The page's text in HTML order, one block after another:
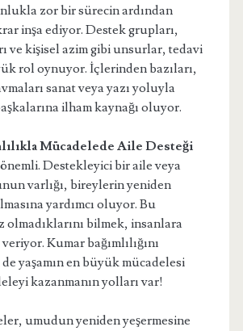
zor bir sürecin ardından
inşa ediyor. Destek grupları,
ve kişisel azim gibi unsurlar, tedavi
rol oynuyor. İçlerinden bazıları,
sanat veya yazı yoluyla
ilham kaynağı oluyor.
Mücadelede Aile Desteği
Destekleyici bir aile veya
varlığı, bireylerin yeniden
yardımcı oluyor. Bu
olmadıklarını bilmek, insanlara
Kumar bağımlılığını
yaşamın en büyük mücadelesi
kazanmanın yolları var!
umudun yeniden yeşermesine